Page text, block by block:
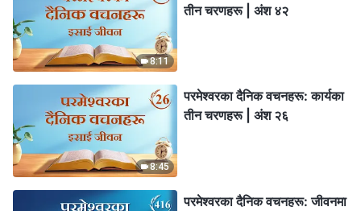
8:11
तीन चरणहरू | अंश ४२
8:45
परमेश्‍वरका दैनिक वचनहरू: कार्यका
तीन चरणहरू | अंश २६
परमेश्‍वरका दैनिक वचनहरू: जीवनमा